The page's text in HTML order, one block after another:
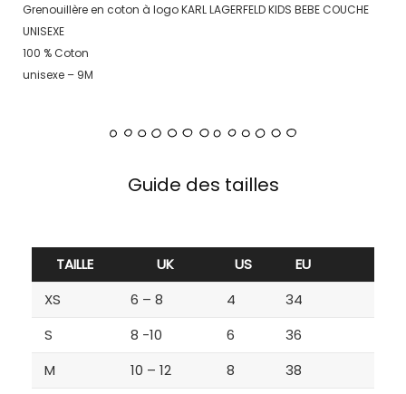
Grenouillère en coton à logo KARL LAGERFELD KIDS BEBE COUCHE
UNISEXE
100 % Coton
unisexe – 9M
Guide des tailles
TAILLE UK US
EU
XS
6 – 8 4
34
S
8 -10 6
36
M
10 – 12 8
38